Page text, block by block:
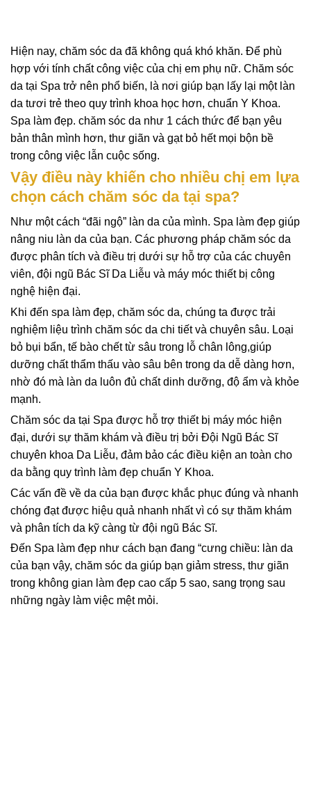
Hiện nay, chăm sóc da đã không quá khó khăn. Để phù
hợp với tính chất công việc của chị em phụ nữ. Chăm sóc
da tại Spa trở nên phổ biến, là nơi giúp bạn lấy lại một làn
da tươi trẻ theo quy trình khoa học hơn, chuẩn Y Khoa.
Spa làm đẹp. chăm sóc da như 1 cách thức để bạn yêu
bản thân mình hơn, thư giãn và gạt bỏ hết mọi bộn bề
trong công việc lẫn cuộc sống.
Vậy điều này khiến cho nhiều chị em lựa
chọn cách chăm sóc da tại spa?
Như một cách “đãi ngộ” làn da của mình. Spa làm đẹp giúp
nâng niu làn da của bạn. Các phương pháp chăm sóc da
được phân tích và điều trị dưới sự hỗ trợ của các chuyên
viên, đội ngũ Bác Sĩ Da Liễu và máy móc thiết bị công
nghệ hiện đại.
Khi đến spa làm đẹp, chăm sóc da, chúng ta được trải
nghiệm liệu trình chăm sóc da chi tiết và chuyên sâu. Loại
bỏ bụi bẩn, tế bào chết từ sâu trong lỗ chân lông,giúp
dưỡng chất thẩm thấu vào sâu bên trong da dễ dàng hơn,
nhờ đó mà làn da luôn đủ chất dinh dưỡng, độ ẩm và khỏe
mạnh.
Chăm sóc da tại Spa được hỗ trợ thiết bị máy móc hiện
đại, dưới sự thăm khám và điều trị bởi Đội Ngũ Bác Sĩ
chuyên khoa Da Liễu, đảm bảo các điều kiện an toàn cho
da bằng quy trình làm đẹp chuẩn Y Khoa.
Các vấn đề về da của bạn được khắc phục đúng và nhanh
chóng đạt được hiệu quả nhanh nhất vì có sự thăm khám
và phân tích da kỹ càng từ đội ngũ Bác Sĩ.
Đến Spa làm đẹp như cách bạn đang “cưng chiều: làn da
của bạn vậy, chăm sóc da giúp bạn giảm stress, thư giãn
trong không gian làm đẹp cao cấp 5 sao, sang trọng sau
những ngày làm việc mệt mỏi.